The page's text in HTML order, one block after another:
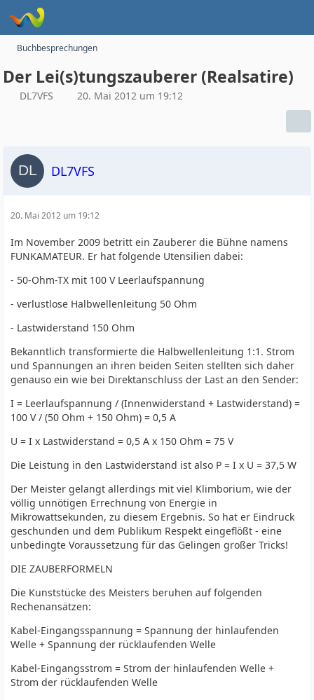
Buchbesprechungen
Der Lei(s)tungszauberer (Realsatire)
DL7VFS 20. Mai 2012 um 19:12
DL7VFS
20. Mai 2012 um 19:12
Im November 2009 betritt ein Zauberer die Bühne namens
FUNKAMATEUR. Er hat folgende Utensilien dabei:
- 50-Ohm-TX mit 100 V Leerlaufspannung
- verlustlose Halbwellenleitung 50 Ohm
- Lastwiderstand 150 Ohm
Bekanntlich transformierte die Halbwellenleitung 1:1. Strom
und Spannungen an ihren beiden Seiten stellten sich daher
genauso ein wie bei Direktanschluss der Last an den Sender:
I = Leerlaufspannung / (Innenwiderstand + Lastwiderstand) =
100 V / (50 Ohm + 150 Ohm) = 0,5 A
U = I x Lastwiderstand = 0,5 A x 150 Ohm = 75 V
Die Leistung in den Lastwiderstand ist also P = I x U = 37,5 W
Der Meister gelangt allerdings mit viel Klimborium, wie der
völlig unnötigen Errechnung von Energie in
Mikrowattsekunden, zu diesem Ergebnis. So hat er Eindruck
geschunden und dem Publikum Respekt eingeflößt - eine
unbedingte Voraussetzung für das Gelingen großer Tricks!
DIE ZAUBERFORMELN
Die Kunststücke des Meisters beruhen auf folgenden
Rechenansätzen:
Kabel-Eingangsspannung = Spannung der hinlaufenden
Welle + Spannung der rücklaufenden Welle
Kabel-Eingangsstrom = Strom der hinlaufenden Welle +
Strom der rücklaufenden Welle